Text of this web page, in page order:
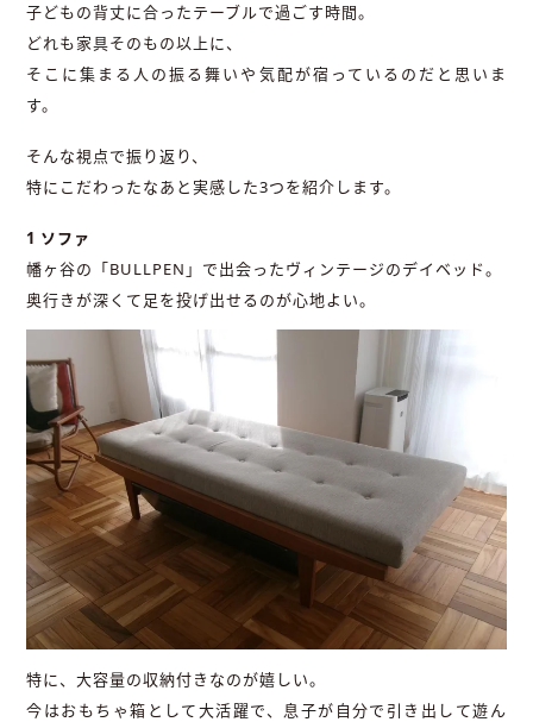
子どもの背丈に合ったテーブルで過ごす時間。
どれも家具そのもの以上に、
そこに集まる人の振る舞いや気配が宿っているのだと思いま
す。
そんな視点で振り返り、
特にこだわったなあと実感した3つを紹介します。
1 ソファ
幡ヶ谷の「BULLPEN」で出会ったヴィンテージのデイベッド。
奥行きが深くて足を投げ出せるのが心地よい。
特に、大容量の収納付きなのが嬉しい。
今はおもちゃ箱として大活躍で、息子が自分で引き出して遊ん